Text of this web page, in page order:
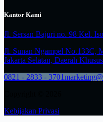
Kantor Kami
Jl. Sersan Bajuri no. 98 Kel.
Jl. Sunan Ngampel No.133C,
Jakarta Selatan, Daerah
0821 - 2833 - 3701
Kebijakan Privasi